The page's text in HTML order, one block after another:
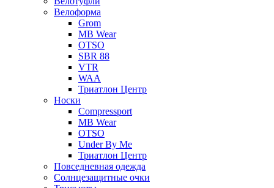
Велоформа
Grom
MB Wear
OTSO
SBR 88
VTR
WAA
Триатлон Центр
Носки
Compressport
MB Wear
OTSO
Under By Me
Триатлон Центр
Повседневная одежда
Солнцезащитные очки